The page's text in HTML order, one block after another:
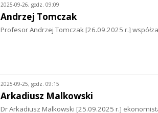
2025-09-26, godz. 09:09
Andrzej Tomczak
Profesor Andrzej Tomczak [26.09.2025 r.]
2025-09-25, godz. 09:15
Arkadiusz Malkowski
Dr Arkadiusz Malkowski [25.09.2025 r.]